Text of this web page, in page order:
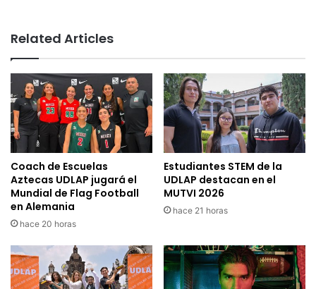
Related Articles
Coach de Escuelas
Aztecas UDLAP jugará el
Mundial de Flag Football
en Alemania
hace 20 horas
Estudiantes STEM de la
UDLAP destacan en el
MUTVI 2026
hace 21 horas